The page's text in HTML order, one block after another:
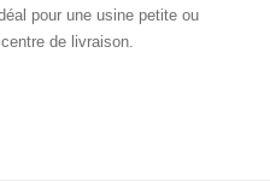
pour une usine petite ou
de livraison.